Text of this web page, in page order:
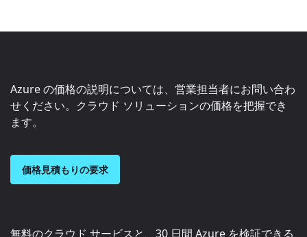
Azure の価格の説明については、営業担当者にお問い合わ
せください。クラウド ソリューションの価格を把握でき
ます。
価格見積もりの要求
無料のクラウド サービスと、30 日間 Azure を検証できる